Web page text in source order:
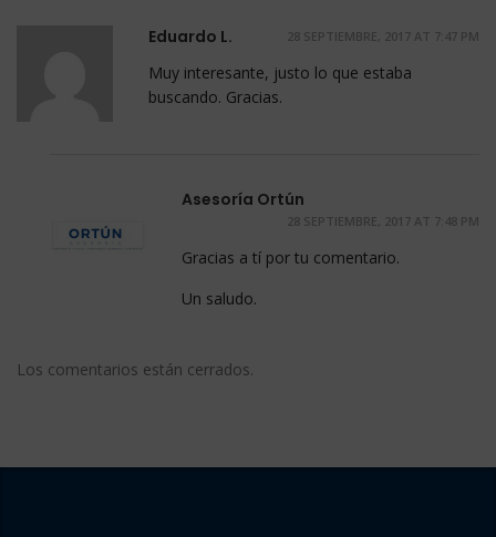
Eduardo L. 28 SEPTIEMBRE, 2017 AT 7:47 PM
Muy interesante, justo lo que estaba
buscando. Gracias.
Asesoría Ortún
28 SEPTIEMBRE, 2017 AT 7:48 PM
Gracias a tí por tu comentario.
Un saludo.
Los comentarios están cerrados.